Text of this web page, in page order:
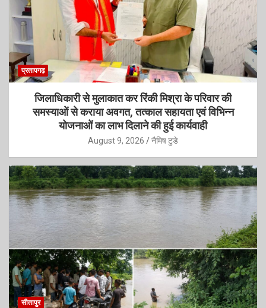
प्रतापगढ़
जिलाधिकारी से मुलाकात कर रिंकी मिश्रा के परिवार की
समस्याओं से कराया अवगत, तत्काल सहायता एवं विभिन्न
योजनाओं का लाभ दिलाने की हुई कार्यवाही
August 9, 2026 नैमिष टुडे
सीतापुर